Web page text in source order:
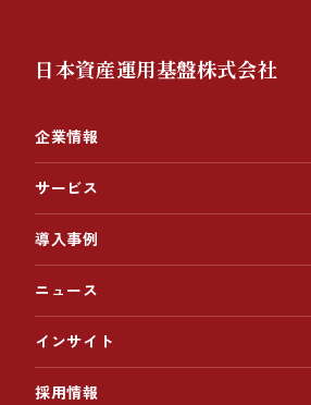
日本資産運用基盤株式会社
企業情報
サービス
導入事例
ニュース
インサイト
採用情報